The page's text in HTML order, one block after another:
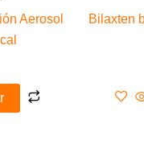
Aerosol
Bilaxten